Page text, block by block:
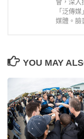
會，深入
「泛傳
媒體。臉
YOU MAY